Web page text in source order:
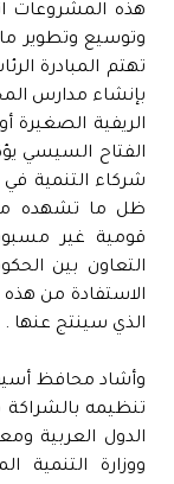
هذه المشروعات
تهتم المبادرة
بإنشاء مدارس
الريفية الصغيرة
الفتاح السيسي
شركاء التنمية
ظل ما تشهده
قومية غير
التعاون بين
الاستفادة من
الذي سينتج عنها .
وأشاد محافظ
تنظيمه بالشراكة
الدول العربية
ووزارة